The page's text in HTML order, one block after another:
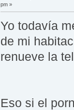
pm »
Yo todavía
de mi
renueve la
Eso si el